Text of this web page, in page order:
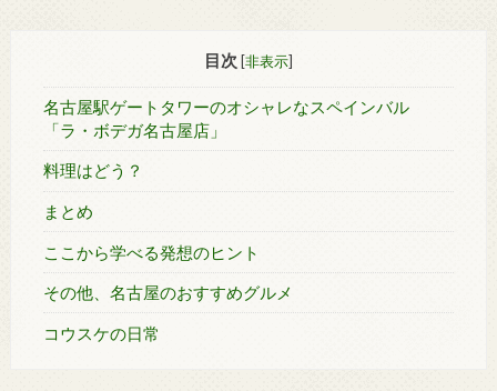
目次 [非表示]
名古屋駅ゲートタワーのオシャレなスペインバル
「ラ・ボデガ名古屋店」
料理はどう？
まとめ
ここから学べる発想のヒント
その他、名古屋のおすすめグルメ
コウスケの日常